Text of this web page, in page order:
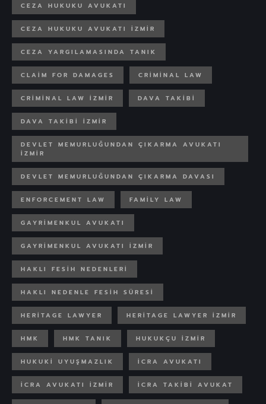
CEZA HUKUKU AVUKATI
CEZA HUKUKU AVUKATI IZMIR
CEZA YARGILAMASINDA TANIK
CLAIM FOR DAMAGES CRIMINAL LAW
CRIMINAL LAW IZMIR DAVA TAKIBI
DAVA TAKIBI IZMIR
DEVLET MEMURLUĞUNDAN ÇIKARMA AVUKATI
IZMIR
DEVLET MEMURLUĞUNDAN ÇIKARMA DAVASI
ENFORCEMENT LAW FAMILY LAW
GAYRIMENKUL AVUKATI
GAYRIMENKUL AVUKATI IZMIR
HAKLI FESIH NEDENLERI
HAKLI NEDENLE FESIH SÜRESI
HERITAGE LAWYER HERITAGE LAWYER IZMIR
HMK HMK TANIK HUKUKÇU IZMIR
HUKUKI UYUŞMAZLIK ICRA AVUKATI
ICRA AVUKATI IZMIR ICRA TAKIBI AVUKAT